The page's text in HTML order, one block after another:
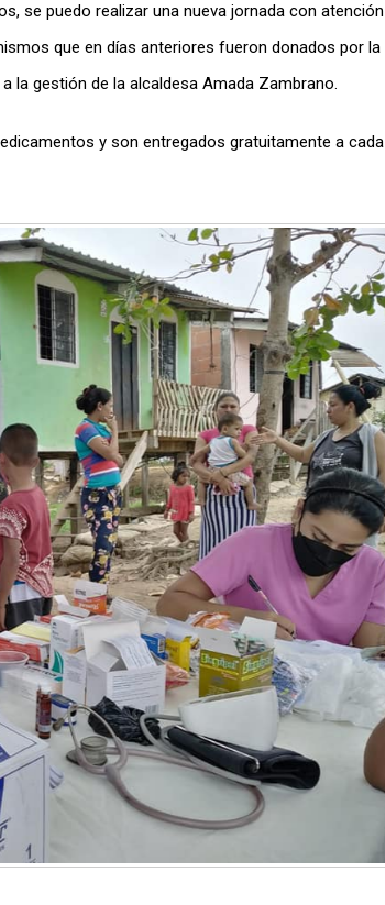
se puedo realizar una nueva jornada con atención
que en días anteriores fueron donados por la
la gestión de la alcaldesa Amada Zambrano.
y son entregados gratuitamente a cada